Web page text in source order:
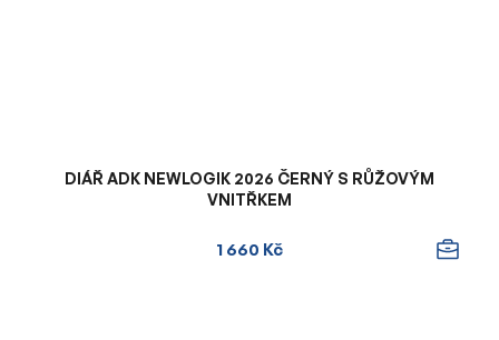
DIÁŘ ADK NEWLOGIK 2026 ČERNÝ S RŮŽOVÝM
VNITŘKEM
1 660 Kč